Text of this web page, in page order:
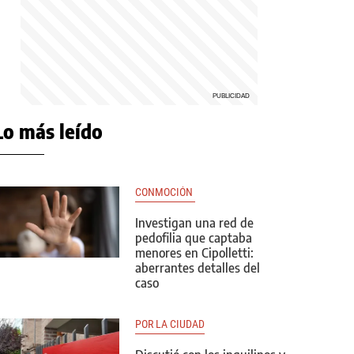
más leído
CONMOCIÓN
Investigan una red de
pedofilia que captaba
menores en Cipolletti:
aberrantes detalles del
caso
POR LA CIUDAD